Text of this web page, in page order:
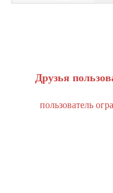
Друзья
пользователь